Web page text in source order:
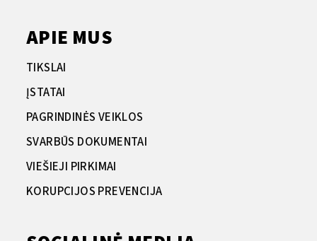
APIE MUS
TIKSLAI
ĮSTATAI
PAGRINDINĖS VEIKLOS
SVARBŪS DOKUMENTAI
VIEŠIEJI PIRKIMAI
KORUPCIJOS PREVENCIJA